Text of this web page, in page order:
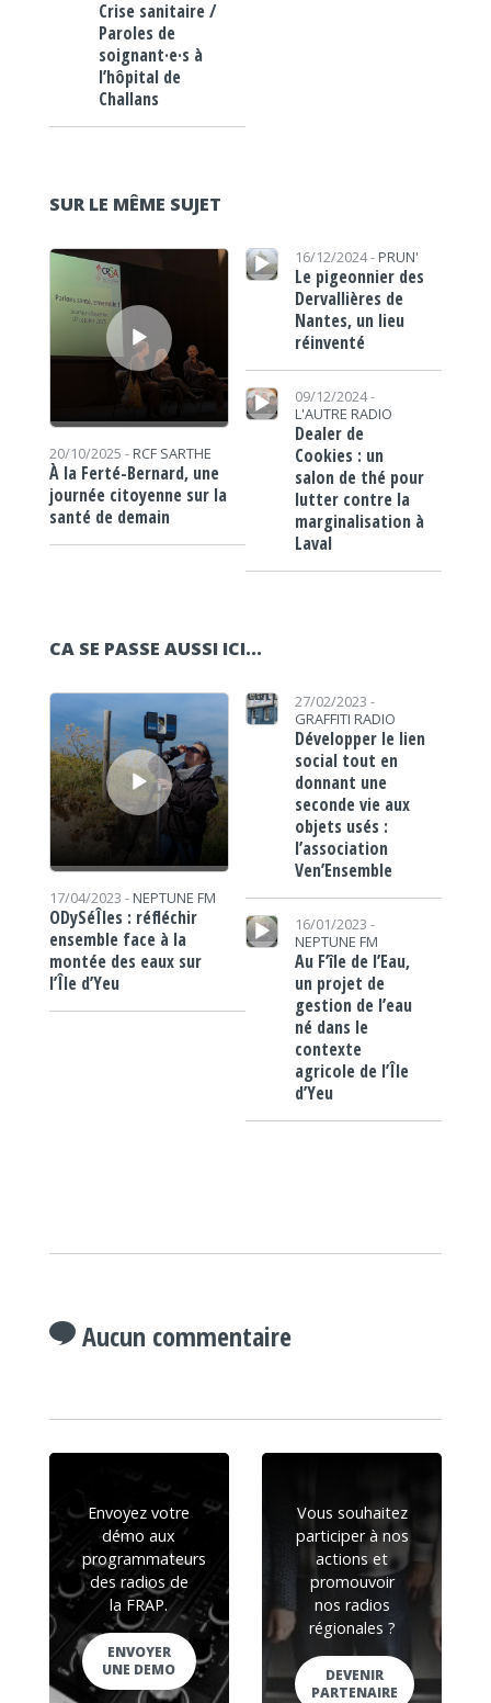
Crise sanitaire /
Paroles de
soignant·e·s à
l’hôpital de
Challans
SUR LE MÊME SUJET
Lecteur audio
20/10/2025 - RCF SARTHE
À la Ferté-Bernard, une
journée citoyenne sur la
santé de demain
Lecteur audio 16/12/2024 - PRUN'
Le pigeonnier des
Dervallières de
Nantes, un lieu
réinventé
Lecteur audio
09/12/2024 -
L'AUTRE RADIO
Dealer de
Cookies : un
salon de thé pour
lutter contre la
marginalisation à
Laval
CA SE PASSE AUSSI ICI...
Lecteur audio
17/04/2023 - NEPTUNE FM
ODySéÎles : réfléchir
ensemble face à la
montée des eaux sur
l’Île d’Yeu
https://www.lafrap.fr/wp-content/uploads/2023/02/venesemble-carré.jpg27/02/2023 -
GRAFFITI RADIO
Développer le lien
social tout en
donnant une
seconde vie aux
objets usés :
l’association
Ven’Ensemble
Lecteur audio
16/01/2023 -
NEPTUNE FM
Au F’île de l’Eau,
un projet de
gestion de l’eau
né dans le
contexte
agricole de l’Île
d’Yeu
Aucun commentaire
Envoyez votre
démo aux
programmateurs
des radios de
la FRAP.
ENVOYER
UNE DEMO
Vous souhaitez
participer à nos
actions et
promouvoir
nos radios
régionales ?
DEVENIR
PARTENAIRE